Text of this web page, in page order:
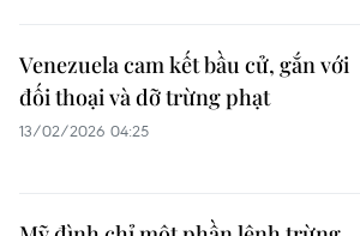
Venezuela cam kết bầu cử, gắn với
đối thoại và dỡ trừng phạt
13/02/2026 04:25